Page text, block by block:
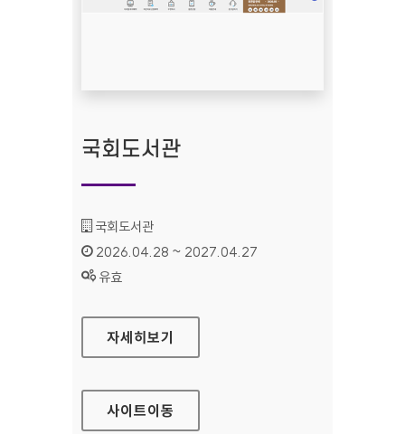
국회도서관
기관명 :
국회도서관
인증기간 :
2026.04.28 ~ 2027.04.27
상태 :
유효
국회도서관
자세히보기
사이트이동